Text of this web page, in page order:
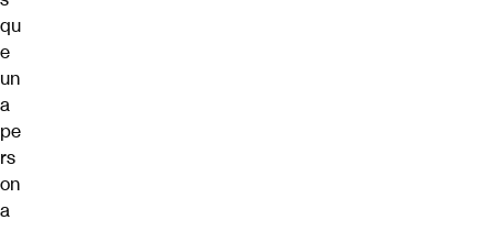
qu
e
un
a
pe
rs
on
a